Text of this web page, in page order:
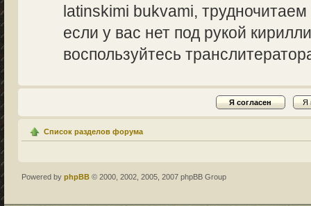
latinskimi bukvami,
если у вас нет под рукой
воспользуйтесь
Список разделов форума
Powered by phpBB © 2000, 2002, 2005, 2007 phpBB Group